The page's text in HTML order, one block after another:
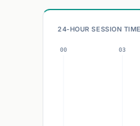
24-HOUR SESSION